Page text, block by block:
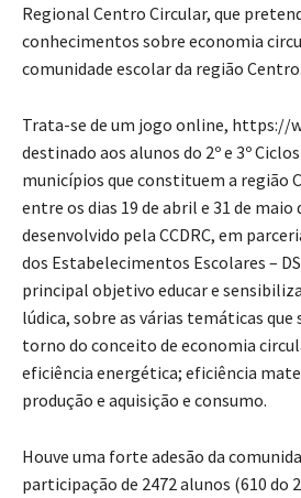
Regional Centro Circular, que
conhecimentos sobre economia
comunidade escolar da região Centro.
Trata-se de um jogo online, https://
destinado aos alunos do 2º e 3º
municípios que constituem a região
entre os dias 19 de abril e 31 de maio
desenvolvido pela CCDRC, em
dos Estabelecimentos Escolares –
principal objetivo educar e
lúdica, sobre as várias temáticas
torno do conceito de economia
eficiência energética; eficiência
produção e aquisição e consumo.
Houve uma forte adesão da
participação de 2472 alunos (610 do